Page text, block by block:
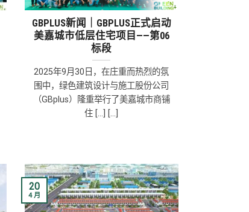
GBPLUS新闻｜GBPLUS正式启动
美嘉城市低层住宅项目——第06
标段
2025年9月30日，在庄重而热烈的氛
围中，绿色建筑设计与施工股份公司
（GBplus）隆重举行了美嘉城市商铺
住 [...] [...]
20
4 月